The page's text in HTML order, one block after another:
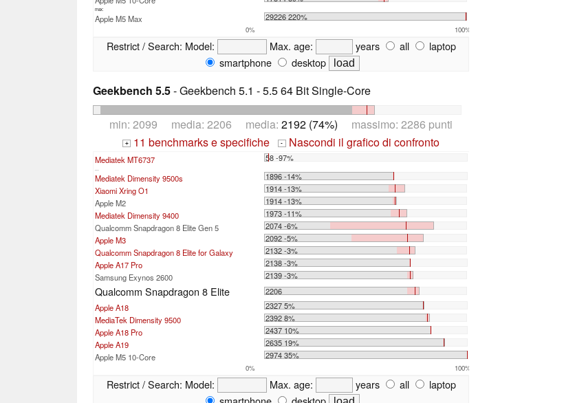
max:
Apple M5 Max 29226 220%
0% 100%
Restrict / Search: Model: Max. age: years all
laptop
smartphone
desktop
Geekbench 5.5- Geekbench 5.1 - 5.5 64 Bit Single-Core
min: 2099 media: 2206 media: 2192 (74%) massimo: 2286 punti
+ 11 benchmarks e specifiche - Nascondi il grafico di confronto
Mediatek MT6737 58 -97%
...
Mediatek Dimensity 9500s
1896 -14%
Xiaomi Xring O1
1914 -13%
Apple M2
1914 -13%
Mediatek Dimensity 9400
1973 -11%
Qualcomm Snapdragon 8 Elite Gen 5
2074 -6%
Apple M3
2092 -5%
Qualcomm Snapdragon 8 Elite for Galaxy
2132 -3%
Apple A17 Pro
2138 -3%
Samsung Exynos 2600
2139 -3%
Qualcomm Snapdragon 8 Elite
2206
Apple A18
2327 5%
MediaTek Dimensity 9500
2392 8%
Apple A18 Pro
2437 10%
Apple A19
2635 19%
Apple M5 10-Core
2974 35%
0% 100%
Restrict / Search: Model: Max. age: years all
laptop